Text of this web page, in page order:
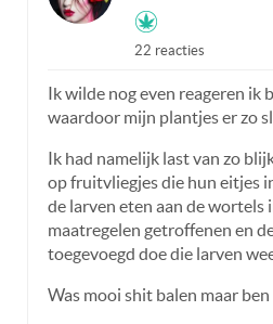
22 reacties
Ik wilde nog even reageren ik
waardoor mijn plantjes er zo
Ik had namelijk last van zo
op fruitvliegjes die hun eitjes
de larven eten aan de wortels
maatregelen getroffenen en
toegevoegd doe die larven
Was mooi shit balen maar